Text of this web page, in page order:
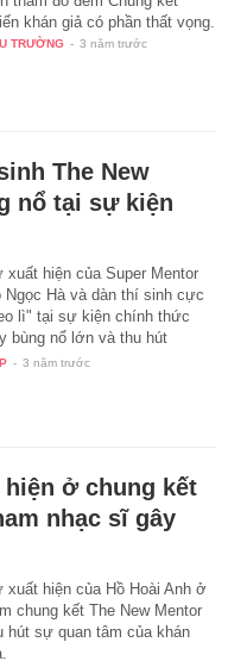
TRƯỜNG - 3 năm trước
nổ tại sự kiện
Ngọc Hà và dàn thí sinh cực
lì" tại sự kiện chính thức
bùng nổ lớn và thu hút
- 3 năm trước
nhạc sĩ gây
chung kết The New Mentor
hút sự quan tâm của khán
TRÍ